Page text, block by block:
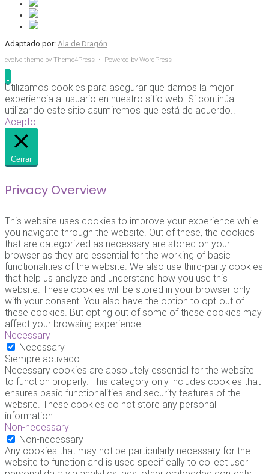
Adaptado por: Ala de Dragón
evolve theme by Theme4Press • Powered by WordPress
Utilizamos cookies para asegurar que damos la mejor
experiencia al usuario en nuestro sitio web. Si continúa
utilizando este sitio asumiremos que está de acuerdo..
Acepto
Cerrar
Privacy Overview
This website uses cookies to improve your experience while
you navigate through the website. Out of these, the cookies
that are categorized as necessary are stored on your
browser as they are essential for the working of basic
functionalities of the website. We also use third-party cookies
that help us analyze and understand how you use this
website. These cookies will be stored in your browser only
with your consent. You also have the option to opt-out of
these cookies. But opting out of some of these cookies may
affect your browsing experience.
Necessary
Necessary
Siempre activado
Necessary cookies are absolutely essential for the website
to function properly. This category only includes cookies that
ensures basic functionalities and security features of the
website. These cookies do not store any personal
information.
Non-necessary
Non-necessary
Any cookies that may not be particularly necessary for the
website to function and is used specifically to collect user